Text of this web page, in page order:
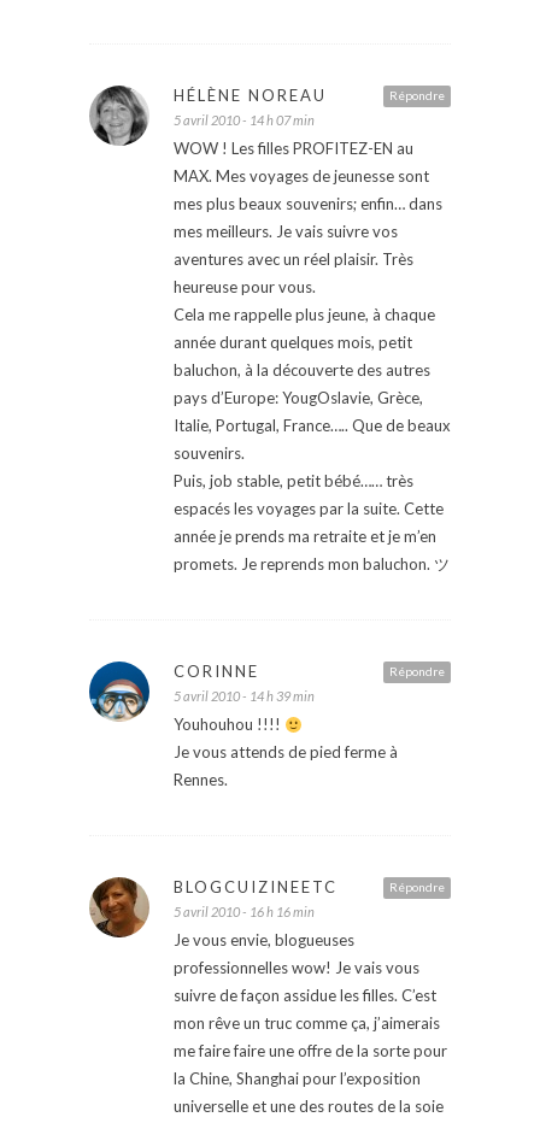
Répondre
HÉLÈNE NOREAU
5 avril 2010 - 14 h 07 min
WOW ! Les filles PROFITEZ-EN au
MAX. Mes voyages de jeunesse sont
mes plus beaux souvenirs; enfin… dans
mes meilleurs. Je vais suivre vos
aventures avec un réel plaisir. Très
heureuse pour vous.
Cela me rappelle plus jeune, à chaque
année durant quelques mois, petit
baluchon, à la découverte des autres
pays d’Europe: YougOslavie, Grèce,
Italie, Portugal, France….. Que de beaux
souvenirs.
Puis, job stable, petit bébé…… très
espacés les voyages par la suite. Cette
année je prends ma retraite et je m’en
promets. Je reprends mon baluchon. ツ
Répondre
CORINNE
5 avril 2010 - 14 h 39 min
Youhouhou !!!!
Je vous attends de pied ferme à
Rennes.
Répondre
BLOGCUIZINEETC
5 avril 2010 - 16 h 16 min
Je vous envie, blogueuses
professionnelles wow! Je vais vous
suivre de façon assidue les filles. C’est
mon rêve un truc comme ça, j’aimerais
me faire faire une offre de la sorte pour
la Chine, Shanghai pour l’exposition
universelle et une des routes de la soie